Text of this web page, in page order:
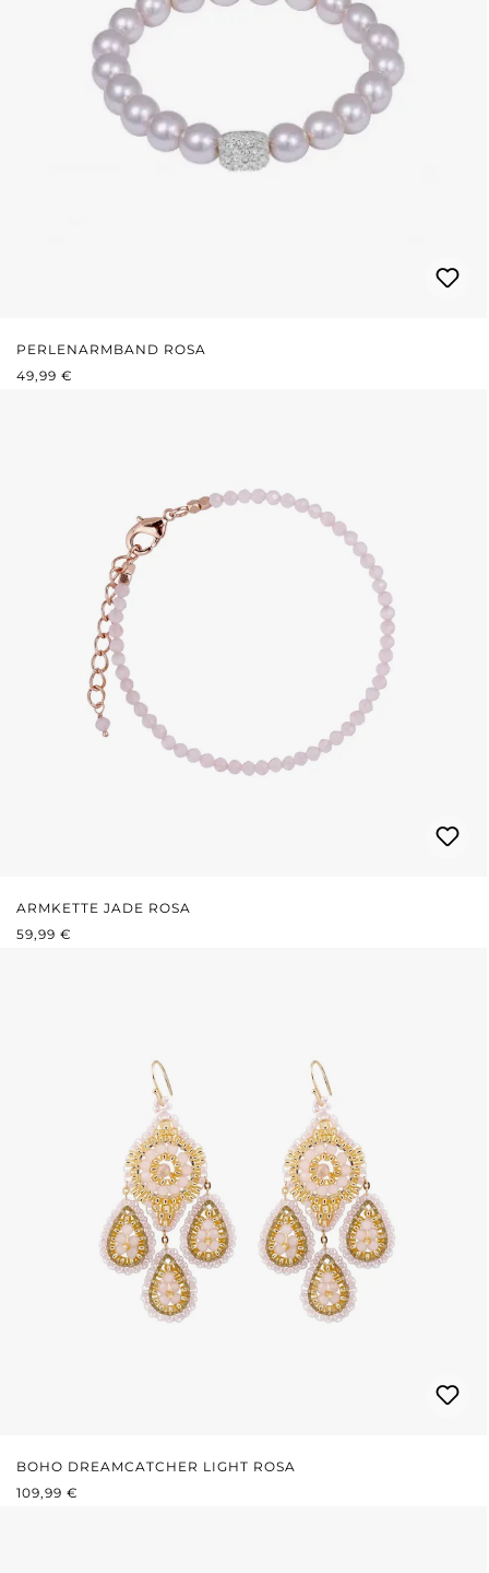
PERLENARMBAND ROSA
REGULÄRER PREIS:
49,99 €
ARMKETTE JADE ROSA
REGULÄRER PREIS:
59,99 €
BOHO DREAMCATCHER LIGHT ROSA
REGULÄRER PREIS:
109,99 €